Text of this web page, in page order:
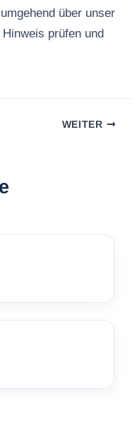
über unser
prüfen und
WEITER